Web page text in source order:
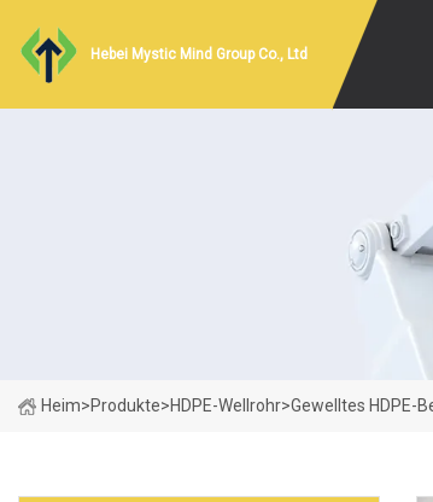
Hebei Mystic Mind Group Co., Ltd
Heim>Produkte>HDPE-Wellrohr>Gewelltes HDPE-